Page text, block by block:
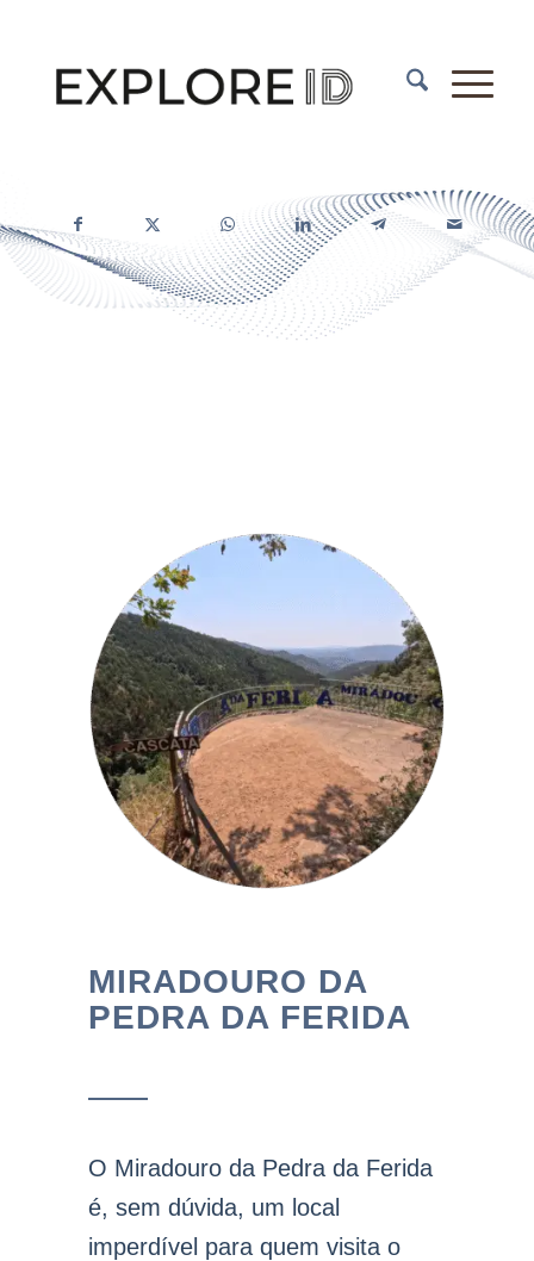
MIRADOURO DA
PEDRA DA FERIDA
O Miradouro da Pedra da Ferida
é, sem dúvida, um local
imperdível para quem visita o